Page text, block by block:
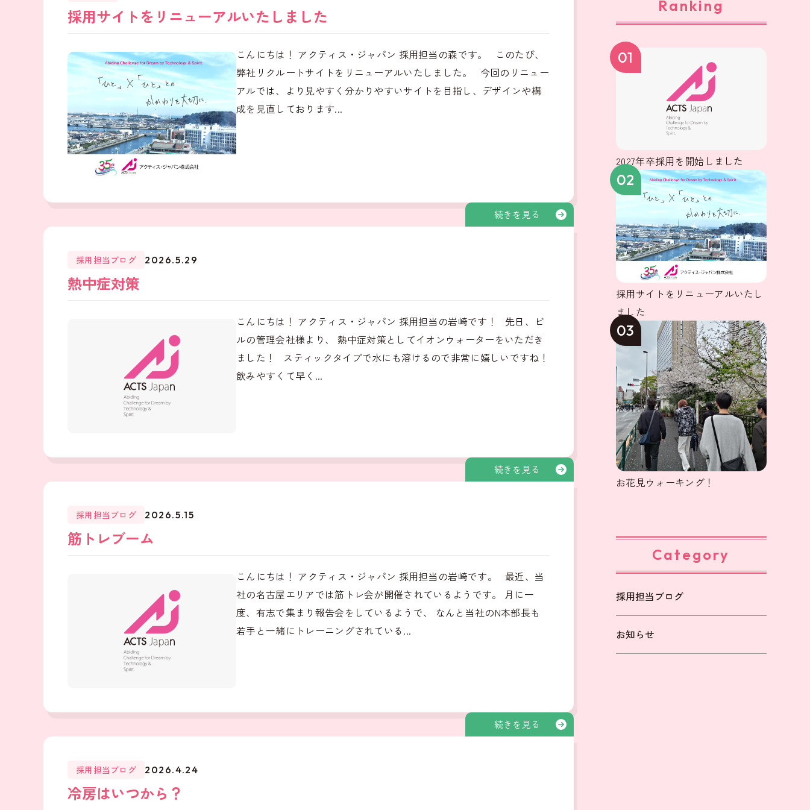
採用サイトをリニューアルいたしました
こんにちは！ アクティス・ジャパン 採用担当の森です。 このたび、
弊社リクルートサイトをリニューアルいたしました。 今回のリニュー
アルでは、より見やすく分かりやすいサイトを目指し、デザインや構
成を見直しております...
続きを見る
採用担当ブログ 2026.5.29
熱中症対策
こんにちは！ アクティス・ジャパン 採用担当の岩崎です！ 先日、ビ
ルの管理会社様より、 熱中症対策としてイオンウォーターをいただき
ました！ スティックタイプで水にも溶けるので非常に嬉しいですね！
飲みやすくて早く...
続きを見る
採用担当ブログ 2026.5.15
筋トレブーム
こんにちは！ アクティス・ジャパン 採用担当の岩崎です。 最近、当
社の名古屋エリアでは筋トレ会が開催されているようです。 月に一
度、有志で集まり報告会をしているようで、 なんと当社のN本部長も
若手と一緒にトレーニングされている...
続きを見る
採用担当ブログ 2026.4.24
冷房はいつから？
Ranking
01
2027年卒採用を開始しました
02
採用サイトをリニューアルいたし
ました
03
お花見ウォーキング！
Category
採用担当ブログ
お知らせ